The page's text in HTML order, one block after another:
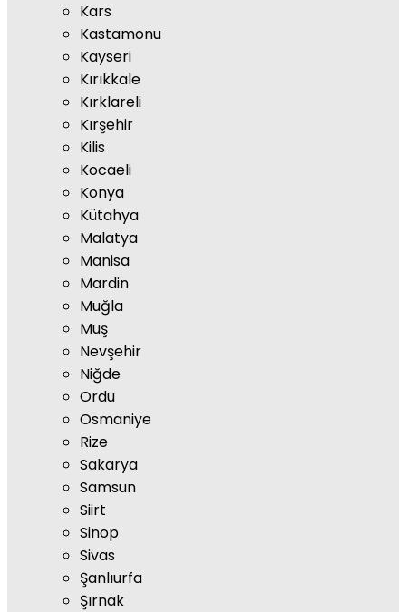
Kars
Kastamonu
Kayseri
Kırıkkale
Kırklareli
Kırşehir
Kilis
Kocaeli
Konya
Kütahya
Malatya
Manisa
Mardin
Muğla
Muş
Nevşehir
Niğde
Ordu
Osmaniye
Rize
Sakarya
Samsun
Siirt
Sinop
Sivas
Şanlıurfa
Şırnak